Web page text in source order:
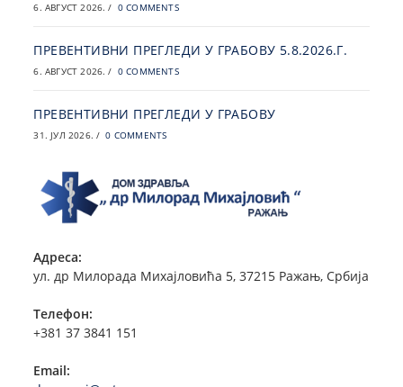
6. АВГУСТ 2026. / 0 COMMENTS
ПРЕВЕНТИВНИ ПРЕГЛЕДИ У ГРАБОВУ 5.8.2026.Г.
6. АВГУСТ 2026. / 0 COMMENTS
ПРЕВЕНТИВНИ ПРЕГЛЕДИ У ГРАБОВУ
31. ЈУЛ 2026. / 0 COMMENTS
Адреса:
ул. др Милорада Михајловића 5, 37215 Ражањ, Србија
Телефон:
+381 37 3841 151
Email: